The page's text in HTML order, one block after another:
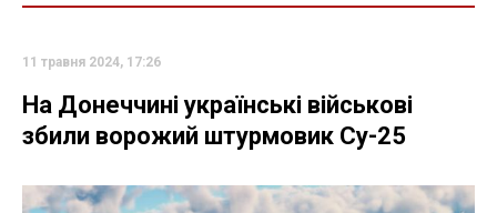
11 травня 2024, 17:26
На Донеччині українські військові
збили ворожий штурмовик Су-25